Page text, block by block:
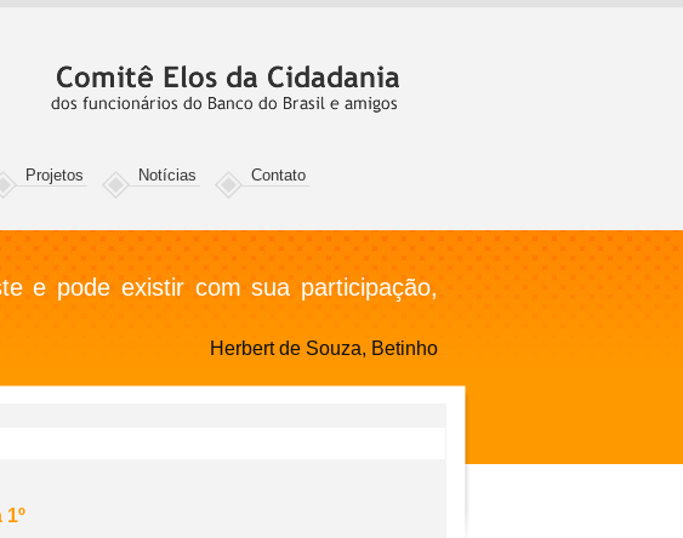
Projetos Notícias Contato
e pode existir com sua participação,
Herbert de Souza, Betinho